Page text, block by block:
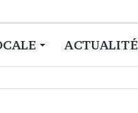
ACTUALITÉ